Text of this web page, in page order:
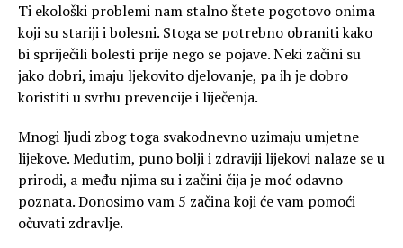
Ti ekološki problemi nam stalno štete pogotovo onima
koji su stariji i bolesni. Stoga se potrebno obraniti kako
bi spriječili bolesti prije nego se pojave. Neki začini su
jako dobri, imaju ljekovito djelovanje, pa ih je dobro
koristiti u svrhu prevencije i liječenja.
Mnogi ljudi zbog toga svakodnevno uzimaju umjetne
lijekove. Međutim, puno bolji i zdraviji lijekovi nalaze se u
prirodi, a među njima su i začini čija je moć odavno
poznata. Donosimo vam 5 začina koji će vam pomoći
očuvati zdravlje.